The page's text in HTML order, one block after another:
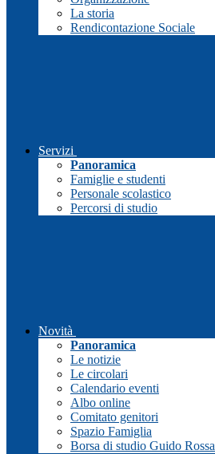
La storia
Rendicontazione Sociale
Servizi
Panoramica
Famiglie e studenti
Personale scolastico
Percorsi di studio
Novità
Panoramica
Le notizie
Le circolari
Calendario eventi
Albo online
Comitato genitori
Spazio Famiglia
Borsa di studio Guido Rossa